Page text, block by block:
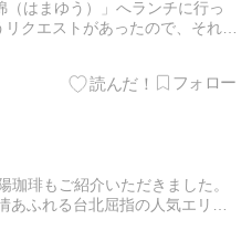
はまゆう）」へランチに行っ
クエストがあったので、それな
琲もご紹介いただきました。
あふれる台北屈指の人気エリ